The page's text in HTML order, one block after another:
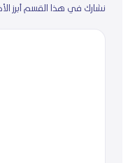
نشارك في هذا القسم أبرز